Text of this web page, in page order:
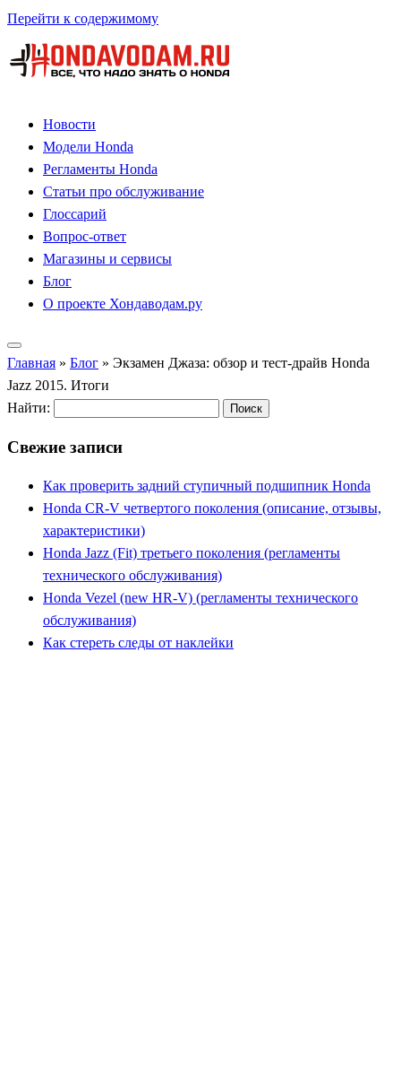
Перейти к содержимому
Новости
Модели Honda
Регламенты Honda
Статьи про обслуживание
Глоссарий
Вопрос-ответ
Магазины и сервисы
Блог
О проекте Хондаводам.ру
Главная » Блог » Экзамен Джаза: обзор и тест-драйв Honda
Jazz 2015. Итоги
Найти:
Свежие записи
Как проверить задний ступичный подшипник Honda
Honda CR-V четвертого поколения (описание, отзывы,
характеристики)
Honda Jazz (Fit) третьего поколения (регламенты
технического обслуживания)
Honda Vezel (new HR-V) (регламенты технического
обслуживания)
Как стереть следы от наклейки